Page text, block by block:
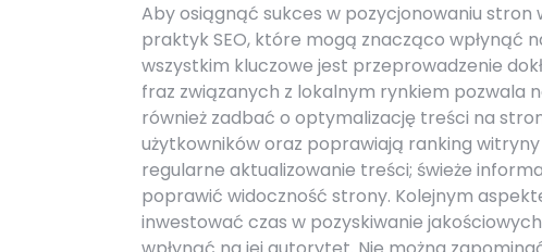
Aby osiągnąć sukces w pozycjonowaniu
praktyk SEO, które mogą znacząco wpłynąć
wszystkim kluczowe jest przeprowadzenie
fraz związanych z lokalnym rynkiem pozwala
również zadbać o optymalizację treści na
użytkowników oraz poprawiają ranking
regularne aktualizowanie treści; świeże
poprawić widoczność strony. Kolejnym
inwestować czas w pozyskiwanie